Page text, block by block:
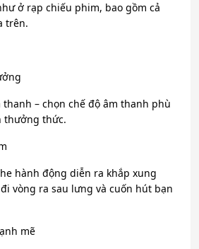
ở rạp chiếu phim, bao gồm cả
trên.
– chọn chế độ âm thanh phù
thưởng thức.
hành động diễn ra khắp xung
vòng ra sau lưng và cuốn hút bạn
mẽ